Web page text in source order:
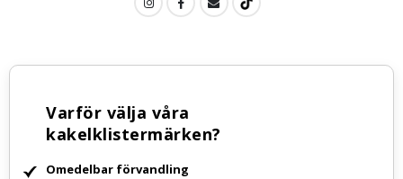
Varför välja våra
kakelklistermärken?
Omedelbar förvandling